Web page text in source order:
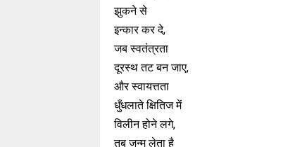
झुकने से
इन्कार कर दे,
जब स्वतंत्रता
दूरस्थ तट बन जाए,
और स्वायत्तता
धुँधलाते क्षितिज में
विलीन होने लगे,
तब जन्म लेता है